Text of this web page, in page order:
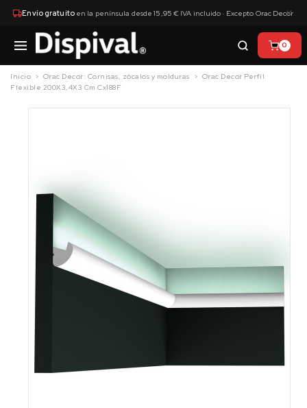
Envío gratuitoen la península desde 15,95 € IVA incluido · Excepto Orac Decor
×
0
Inicio Orac Decor: Cornisas, zócalos y molduras
Orac Decor Perfil
Flexible 200X3,4X3 Cm Cx188F